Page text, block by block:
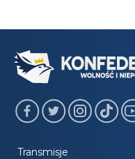
Transmisje